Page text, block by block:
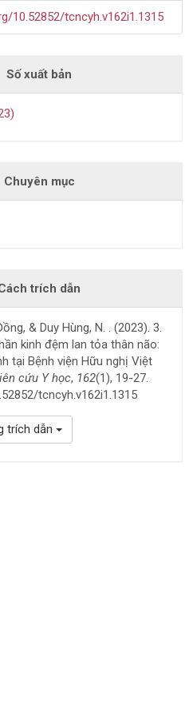
10.52852/tcncyh.v162i1.1315
Số xuất bản
Chuyên mục
trích dẫn
& Duy Hùng, N. . (2023). 3.
kinh đệm lan tỏa thân não:
tại Bệnh viện Hữu nghị Việt
cứu Y học, 162(1), 19-27.
tcncyh.v162i1.1315
trích dẫn